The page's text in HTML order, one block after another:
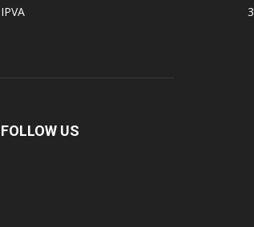
IPVA
FOLLOW US